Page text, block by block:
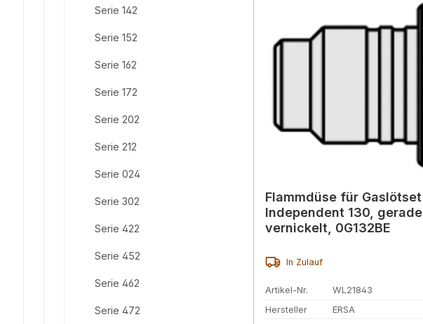
Serie 142
Serie 152
Serie 162
Serie 172
Serie 202
Serie 212
Serie 024
Serie 302
Serie 422
Serie 452
Serie 462
Serie 472
Flammdüse für Gaslötset
Independent 130, gerade,
vernickelt, 0G132BE
In Zulauf
Artikel-Nr.
WL21843
Hersteller
ERSA